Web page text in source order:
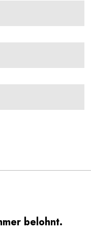
belohnt.